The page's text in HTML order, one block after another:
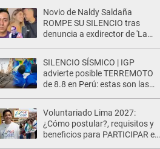
Novio de Naldy Saldaña
ROMPE SU SILENCIO tras
denuncia a exdirector de 'La
ella esté bien"
SILENCIO SÍSMICO | IGP
advierte posible TERREMOTO
de 8.8 en Perú: estas son las
Voluntariado Lima 2027:
¿Cómo postular?, requisitos y
beneficios para PARTICIPAR en